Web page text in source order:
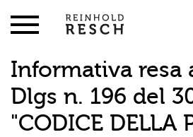
Informativa resa
Dlgs n. 196 del
"CODICE DELLA